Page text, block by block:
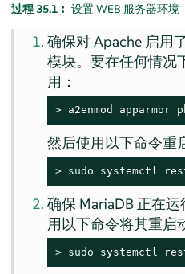
过程 35.1︰ 设置 WEB 服务器环境
确保对 Apache 启用
模块。要在任何情况
用：
> a2enmod apparmor
然后使用以下命令重
> sudo systemctl
确保 MariaDB 正在
用以下命令将其重启
> sudo systemctl